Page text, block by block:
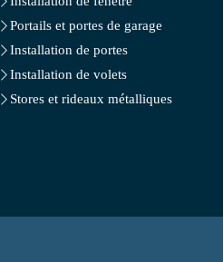
Portails et portes de garage
Installation de portes
Installation de volets
Stores et rideaux métalliques